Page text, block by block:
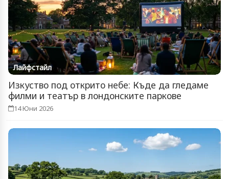
Лайфстайл
Изкуство под открито небе: Къде да гледаме
филми и театър в лондонските паркове
14 Юни 2026